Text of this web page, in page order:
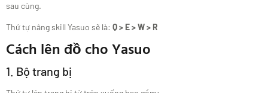
sau cùng.
Thứ tự nâng skill Yasuo sẽ là: Q > E > W > R
Cách lên đồ cho Yasuo
1. Bộ trang bị